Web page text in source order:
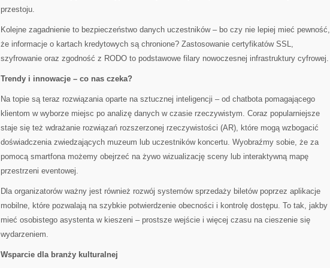
przestoju.
Kolejne zagadnienie to bezpieczeństwo danych uczestników – bo czy nie lepiej mieć pewność,
że informacje o kartach kredytowych są chronione? Zastosowanie certyfikatów SSL,
szyfrowanie oraz zgodność z RODO to podstawowe filary nowoczesnej infrastruktury cyfrowej.
Trendy i innowacje – co nas czeka?
Na topie są teraz rozwiązania oparte na sztucznej inteligencji – od chatbota pomagającego
klientom w wyborze miejsc po analizę danych w czasie rzeczywistym. Coraz popularniejsze
staje się też wdrażanie rozwiązań rozszerzonej rzeczywistości (AR), które mogą wzbogacić
doświadczenia zwiedzających muzeum lub uczestników koncertu. Wyobraźmy sobie, że za
pomocą smartfona możemy obejrzeć na żywo wizualizację sceny lub interaktywną mapę
przestrzeni eventowej.
Dla organizatorów ważny jest również rozwój systemów sprzedaży biletów poprzez aplikacje
mobilne, które pozwalają na szybkie potwierdzenie obecności i kontrolę dostępu. To tak, jakby
mieć osobistego asystenta w kieszeni – prostsze wejście i więcej czasu na cieszenie się
wydarzeniem.
Wsparcie dla branży kulturalnej